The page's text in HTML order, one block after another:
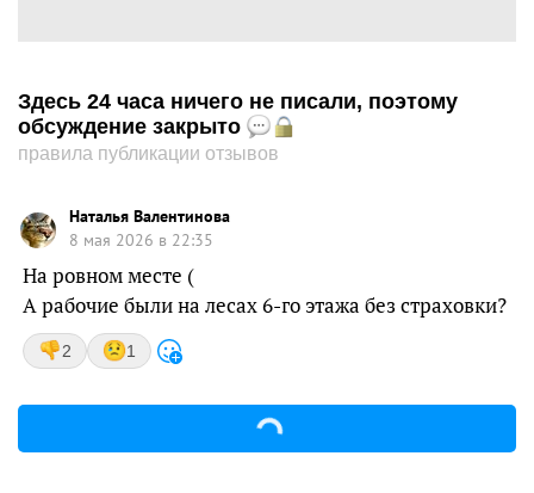
Здесь 24 часа ничего не писали, поэтому
обсуждение закрыто
правила публикации отзывов
Наталья Валентинова
8 мая 2026 в 22:35
На ровном месте (
А рабочие были на лесах 6-го этажа без страховки?
2 1